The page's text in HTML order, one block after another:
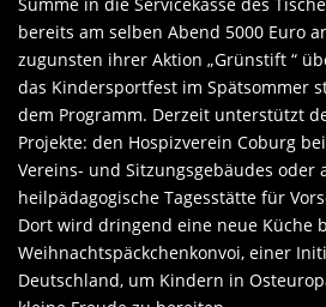
bereits am selben Abend 5000 Euro
zugunsten ihrer Aktion „Grünstift “
das Kindersportfest im Spätsommer
dem Programm. Derzeit unterstützt
Projekte: den Hospizverein Coburg
Vereins- und Sitzungsgebäudes oder
heilpädagogische Tagesstätte für
Dort wird dringend eine neue Küche
Weihnachtspäckchenkonvoi, einer
Deutschland, um Kindern in